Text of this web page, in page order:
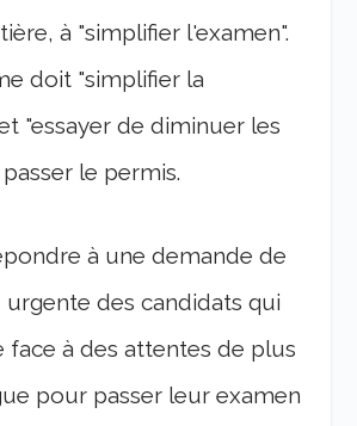
à "simplifier l'examen".
doit "simplifier la
"essayer de diminuer les
le permis.
à une demande de
des candidats qui
face à des attentes de plus
pour passer leur examen